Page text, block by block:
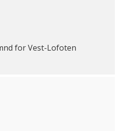
for Vest-Lofoten